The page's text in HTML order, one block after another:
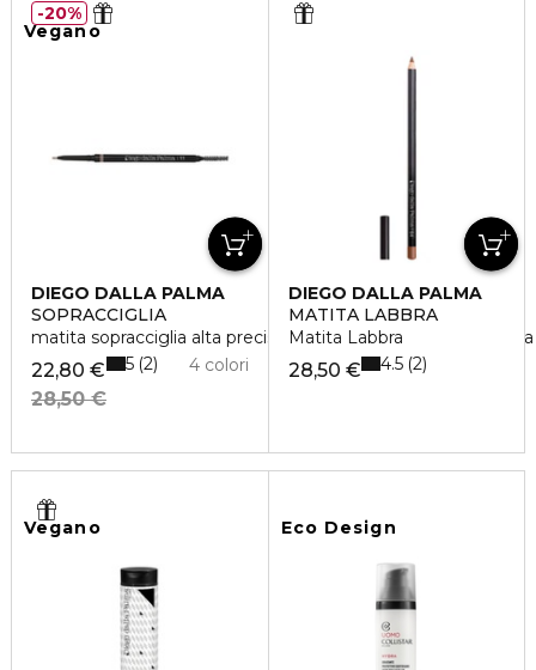
Vegano
DIEGO DALLA PALMA
SOPRACCIGLIA
matita sopracciglia alta precisone resistente all'acqua -
22,80 €
28,50 €
4 colori
5 2
20%
DIEGO DALLA PALMA
MATITA LABBRA
Matita Labbra
28,50 € 4.5 2
Vegano Eco Design